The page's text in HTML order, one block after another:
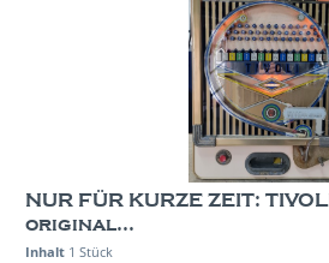
NUR FÜR KURZE ZEIT:
original...
Inhalt 1 Stück